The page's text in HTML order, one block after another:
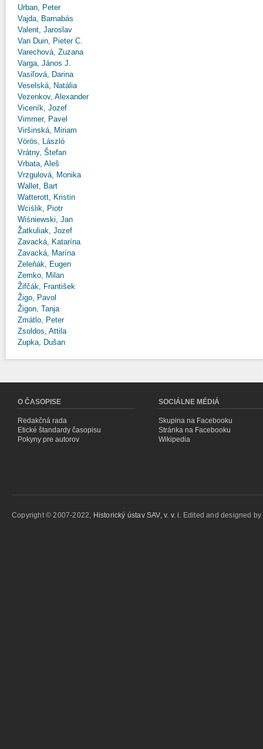
Urban, Peter
Vajda, Barnabás
Valent, Jaroslav
Van Duin, Pieter C.
Varechová, Zuzana
Varga, János J.
Vasiľová, Darina
Veselská, Natália
Vezenkov, Alexander
Viceník, Jozef
Vimmer, Pavel
Viršinská, Miriam
Vörös, László
Vrátny, Štefan
Vrbata, Aleš
Vrzgulová, Monika
Wallet, Bart
Watterott, Kristin
Wciślik, Piotr
Wiśniewski, Jan
Žatkuliak, Jozef
Zavacká, Katarína
Zavacká, Marína
Zeleňák, Eugen
Zemko, Milan
Žifčák, František
Žigo, Pavol
Žigon, Tanja
Zmátlo, Peter
Zsoldos, Attila
Zupka, Dušan
O ČASOPISE
Redakčná rada
Etické štandardy časopisu
Pokyny pre autorov
SOCIÁLNE MÉDIÁ
Skupina na Facebooku
Stránka na Facebooku
Wikipedia
Copyright © 2007-2022, Historický ústav SAV, v. v. i. Edited and designed by